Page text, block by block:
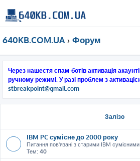
640KB.COM.UA Форум
Через нашестя спам-ботів активація
ручному режимі. У разі проблем з
stbreakpoint@gmail.com
Залізо
IBM PC сумісне до 2000 року
Питання пов'язані з старими IBM
Тем: 40